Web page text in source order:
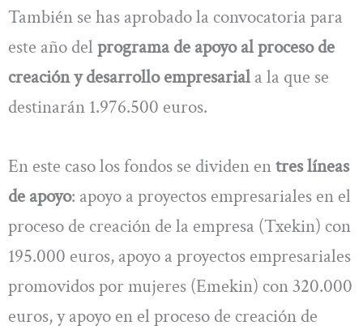
También se has aprobado la convocatoria para
este año del programa de apoyo al proceso de
creación y desarrollo empresarial a la que se
destinarán 1.976.500 euros.
En este caso los fondos se dividen entres líneas
de apoyo: apoyo a proyectos empresariales en el
proceso de creación de la empresa (Txekin) con
195.000 euros, apoyo a proyectos empresariales
promovidos por mujeres (Emekin) con 320.000
euros, y apoyo en el proceso de creación de